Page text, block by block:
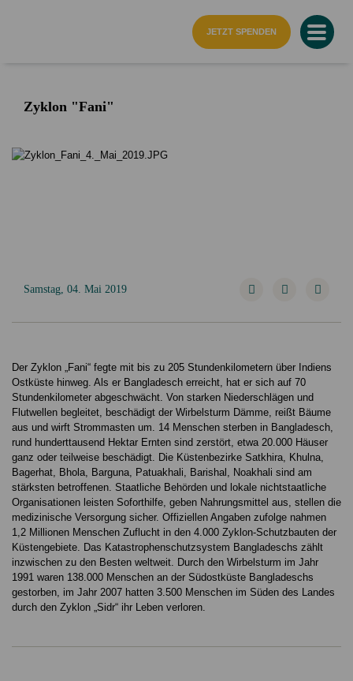
JETZT SPENDEN
Zyklon "Fani"
Samstag, 04. Mai 2019
Der Zyklon „Fani“ fegte mit bis zu 205 Stundenkilometern über Indiens
Ostküste hinweg. Als er Bangladesch erreicht, hat er sich auf 70
Stundenkilometer abgeschwächt. Von starken Niederschlägen und
Flutwellen begleitet, beschädigt der Wirbelsturm Dämme, reißt Bäume
aus und wirft Strommasten um. 14 Menschen sterben in Bangladesch,
rund hunderttausend Hektar Ernten sind zerstört, etwa 20.000 Häuser
ganz oder teilweise beschädigt. Die Küstenbezirke Satkhira, Khulna,
Bagerhat, Bhola, Barguna, Patuakhali, Barishal, Noakhali sind am
stärksten betroffenen. Staatliche Behörden und lokale nichtstaatliche
Organisationen leisten Soforthilfe, geben Nahrungsmittel aus, stellen die
medizinische Versorgung sicher. Offiziellen Angaben zufolge nahmen
1,2 Millionen Menschen Zuflucht in den 4.000 Zyklon-Schutzbauten der
Küstengebiete. Das Katastrophenschutzsystem Bangladeschs zählt
inzwischen zu den Besten weltweit. Durch den Wirbelsturm im Jahr
1991 waren 138.000 Menschen an der Südostküste Bangladeschs
gestorben, im Jahr 2007 hatten 3.500 Menschen im Süden des Landes
durch den Zyklon „Sidr“ ihr Leben verloren.